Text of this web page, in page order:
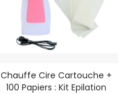
Chauffe Cire Cartouche +
100 Papiers : Kit Epilation